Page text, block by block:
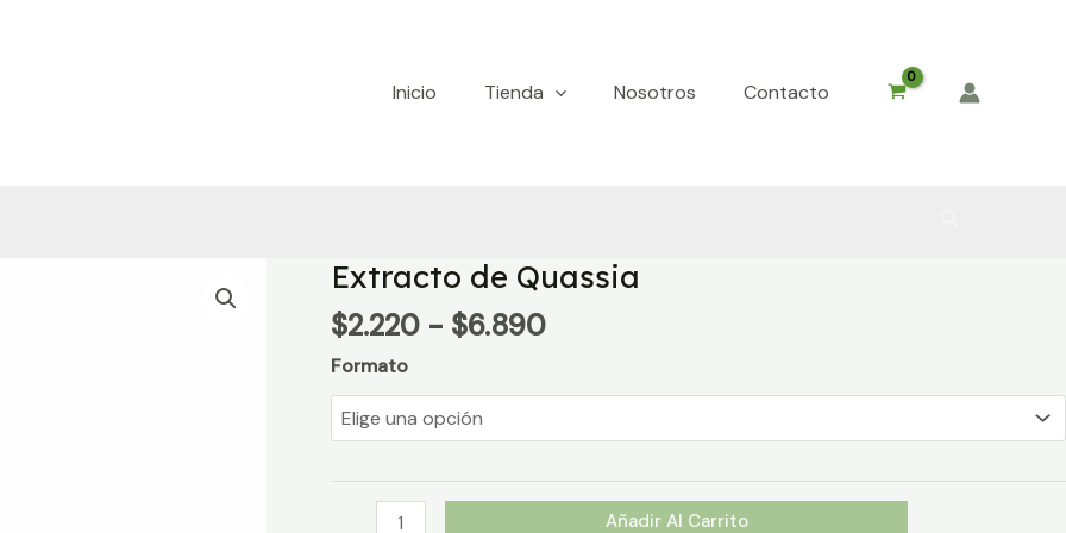
Inicio Tienda Nosotros Contacto
Extracto de Quassia
$2.220 - $6.890Rango
precios:
$2.220
hasta
$6.890
Formato
Extracto
Añadir Al Carrito